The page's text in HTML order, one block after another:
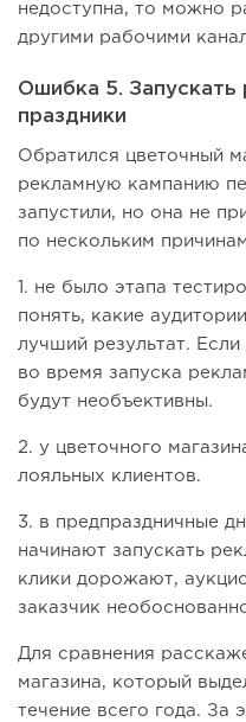
недоступна, то можно
другими рабочими
Ошибка 5. Запускать
праздники
Обратился цветочный
рекламную кампанию
запустили, но она не
по нескольким
1. не было этапа
понять, какие
лучший результат. Если
во время запуска
будут необъективны.
2. у цветочного
лояльных клиентов.
3. в предпраздничные
начинают запускать
клики дорожают,
заказчик
Для сравнения
магазина, который
течение всего года. За